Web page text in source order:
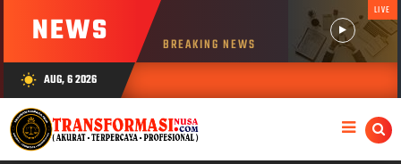
NEWS BREAKING NEWS
LIVE
wb_sunny AUG, 6 2026